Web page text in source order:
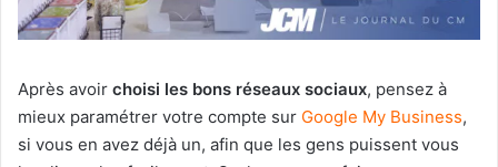
Après avoir choisi les bons réseaux sociaux, pensez à
mieux paramétrer votre compte sur Google My Business,
si vous en avez déjà un, afin que les gens puissent vous